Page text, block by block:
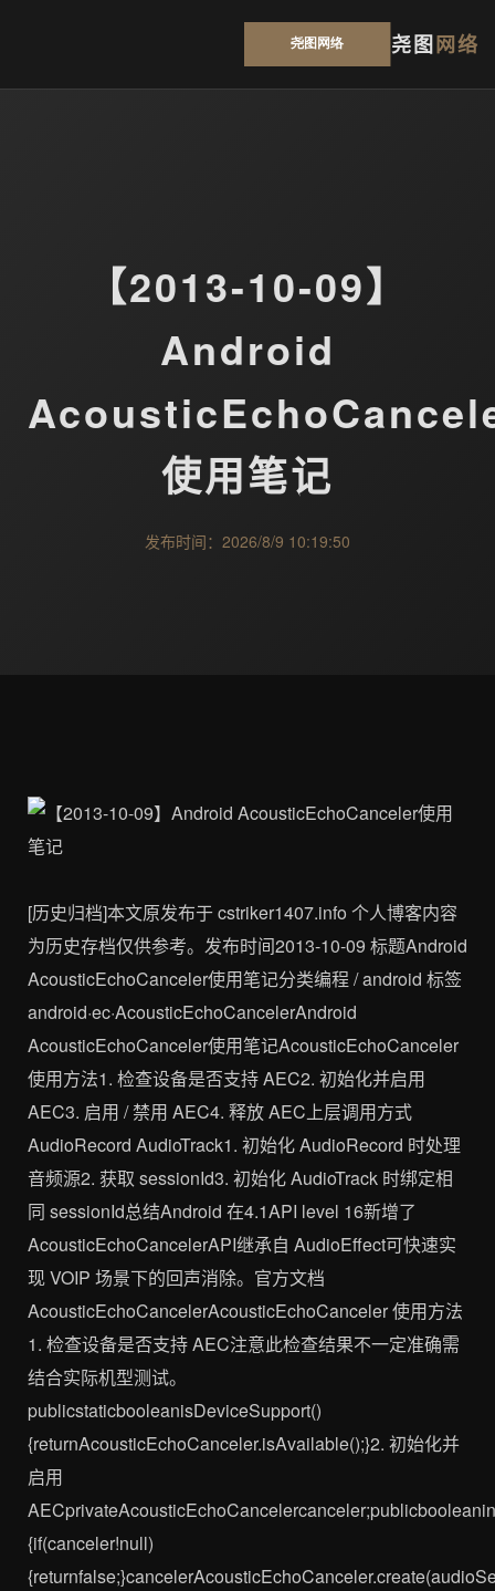
尧图网络
【2013-10-09】
Android
使用笔记
发布时间：2026/8/9 10:19:50
[历史归档]本文原发布于 cstriker1407.info 个人博客内容
为历史存档仅供参考。发布时间2013-10-09 标题Android
AcousticEchoCanceler使用笔记分类编程 / android 标签
android·ec·AcousticEchoCancelerAndroid
AcousticEchoCanceler使用笔记AcousticEchoCanceler
使用方法1. 检查设备是否支持 AEC2. 初始化并启用
AEC3. 启用 / 禁用 AEC4. 释放 AEC上层调用方式
AudioRecord AudioTrack1. 初始化 AudioRecord 时处理
音频源2. 获取 sessionId3. 初始化 AudioTrack 时绑定相
同 sessionId总结Android 在4.1API level 16新增了
AcousticEchoCancelerAPI继承自 AudioEffect可快速实
现 VOIP 场景下的回声消除。官方文档
AcousticEchoCancelerAcousticEchoCanceler 使用方法
1. 检查设备是否支持 AEC注意此检查结果不一定准确需
结合实际机型测试。
publicstaticbooleanisDeviceSupport()
{returnAcousticEchoCanceler.isAvailable();}2. 初始化并
启用
{if(canceler!null)